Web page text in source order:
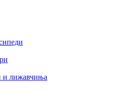
и лижавчиња